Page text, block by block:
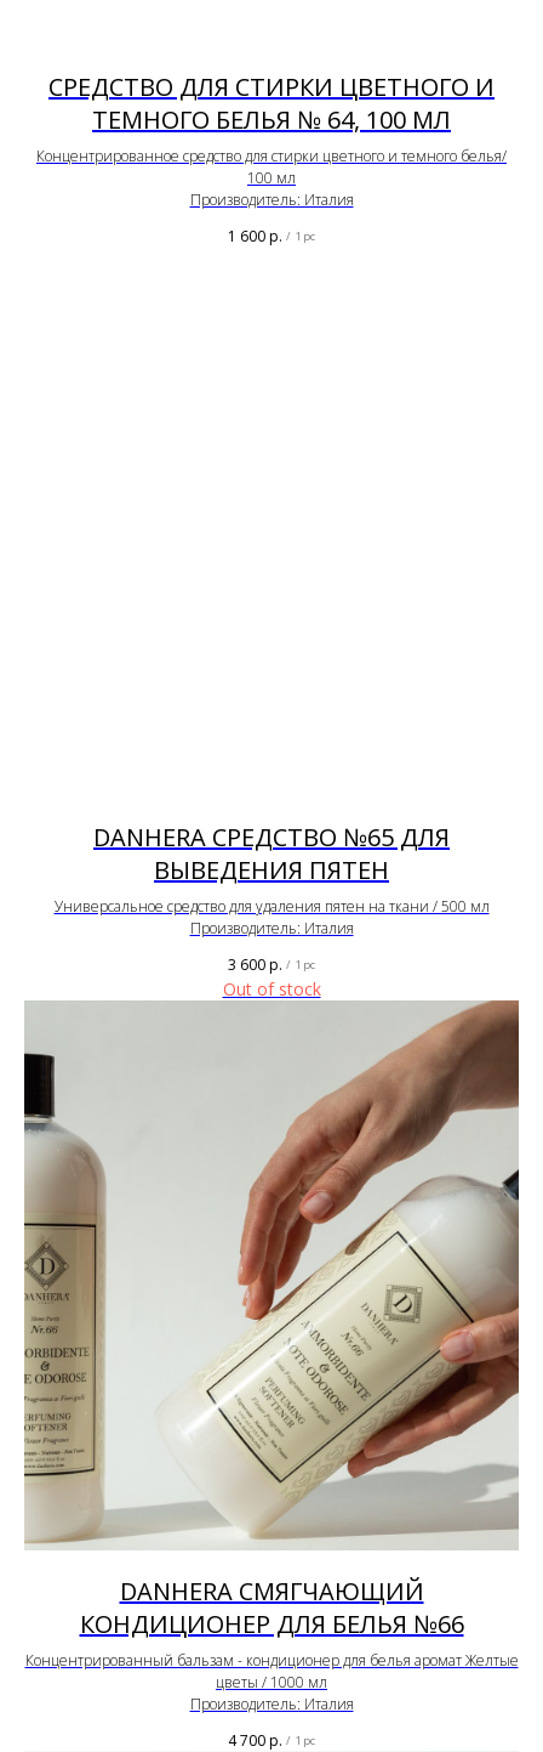
СРЕДСТВО ДЛЯ СТИРКИ ЦВЕТНОГО И
ТЕМНОГО БЕЛЬЯ № 64, 100 МЛ
Концентрированное средство для стирки цветного и темного белья/
100 мл
Производитель: Италия
1 600р. / 1 pc
DANHERA СРЕДСТВО №65 ДЛЯ
ВЫВЕДЕНИЯ ПЯТЕН
Универсальное средство для удаления пятен на ткани / 500 мл
Производитель: Италия
3 600р. / 1 pc
Out of stock
DANHERA СМЯГЧАЮЩИЙ
КОНДИЦИОНЕР ДЛЯ БЕЛЬЯ №66
Концентрированный бальзам - кондиционер для белья аромат Желтые
цветы / 1000 мл
Производитель: Италия
4 700р. / 1 pc